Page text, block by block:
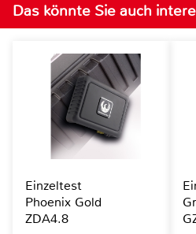
Das könnte Sie auch
Einzeltest
Phoenix Gold
ZDA4.8